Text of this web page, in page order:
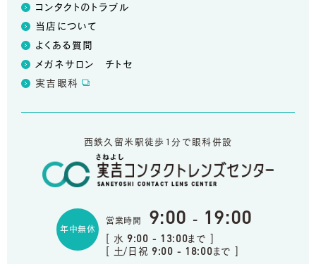
コンタクトのトラブル
当店について
よくある質問
メガネサロン チトセ
実吉眼科
西鉄久留米駅徒歩1分で眼科併設
年中無休
営業時間 9:00 - 19:00
[ 水 9:00 - 13:00まで ]
[ 土/日祝9:00 - 18:00まで ]